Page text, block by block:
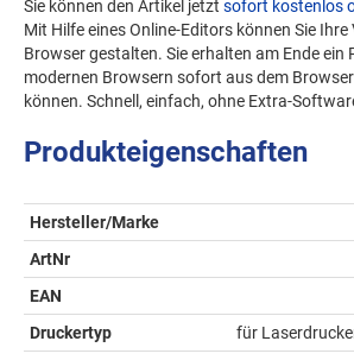
Sie können den Artikel jetzt sofort kostenlos
Mit Hilfe eines Online-Editors können Sie
Browser gestalten. Sie erhalten am Ende ein
modernen Browsern sofort aus dem
können. Schnell, einfach, ohne Extra-
Produkteigenschaften
Hersteller/Marke
ArtNr
EAN
Druckertyp
für